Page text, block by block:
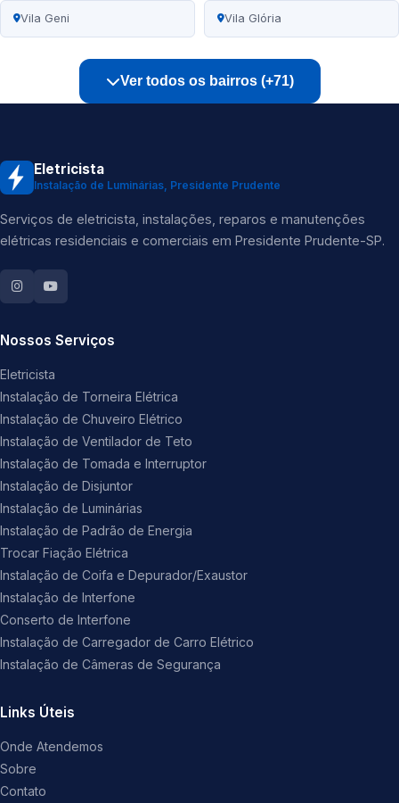
Vila Geni Vila Glória
Ver todos os bairros (+71)
Eletricista
Instalação de Luminárias, Presidente Prudente
Serviços de eletricista, instalações, reparos e manutenções
elétricas residenciais e comerciais em Presidente Prudente-SP.
Nossos Serviços
Eletricista
Instalação de Torneira Elétrica
Instalação de Chuveiro Elétrico
Instalação de Ventilador de Teto
Instalação de Tomada e Interruptor
Instalação de Disjuntor
Instalação de Luminárias
Instalação de Padrão de Energia
Trocar Fiação Elétrica
Instalação de Coifa e Depurador/Exaustor
Instalação de Interfone
Conserto de Interfone
Instalação de Carregador de Carro Elétrico
Instalação de Câmeras de Segurança
Links Úteis
Onde Atendemos
Sobre
Contato